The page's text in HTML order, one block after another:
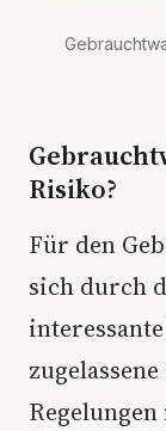
Risiko?
Für den
sich durch